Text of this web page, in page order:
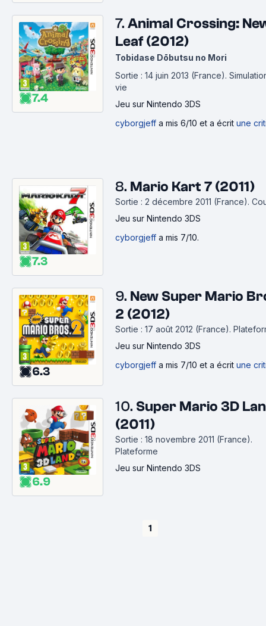
7.4
7. Animal Crossing:
Leaf (2012)
Tobidase Dōbutsu no Mori
Sortie : 14 juin 2013 (France).
vie
Jeu sur Nintendo 3DS
cyborgjeff a mis 6/10 et a écrit une
7.3
8. Mario Kart 7 (2011)
Sortie : 2 décembre 2011 (France).
Jeu sur Nintendo 3DS
cyborgjeff a mis 7/10.
6.3
9. New Super Mario
2 (2012)
Sortie : 17 août 2012 (France).
Jeu sur Nintendo 3DS
cyborgjeff a mis 7/10 et a écrit une
6.9
10. Super Mario 3D
(2011)
Sortie : 18 novembre 2011 (France).
Plateforme
Jeu sur Nintendo 3DS
1